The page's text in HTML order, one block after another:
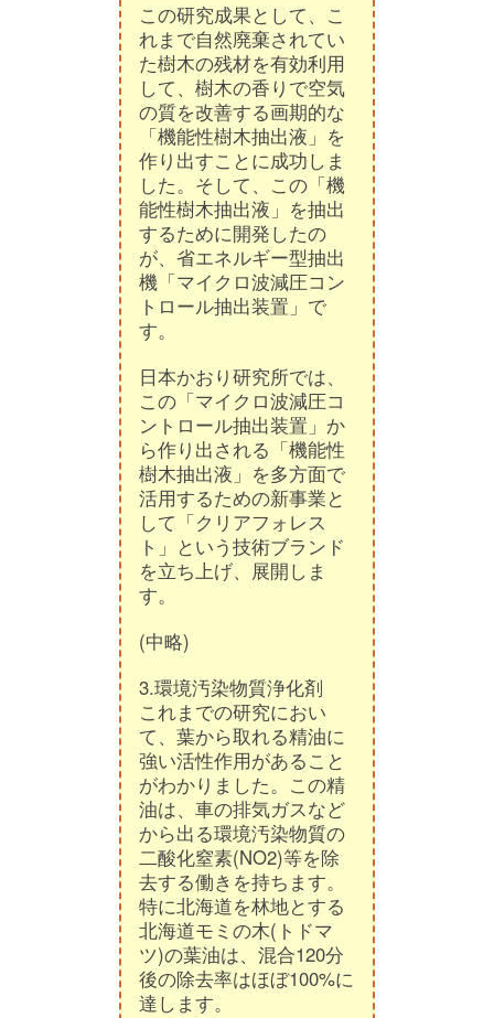
この研究成果として、こ
れまで自然廃棄されてい
た樹木の残材を有効利用
して、樹木の香りで空気
の質を改善する画期的な
「機能性樹木抽出液」を
作り出すことに成功しま
した。そして、この「機
能性樹木抽出液」を抽出
するために開発したの
が、省エネルギー型抽出
機「マイクロ波減圧コン
トロール抽出装置」で
す。
日本かおり研究所では、
この「マイクロ波減圧コ
ントロール抽出装置」か
ら作り出される「機能性
樹木抽出液」を多方面で
活用するための新事業と
して「クリアフォレス
ト」という技術ブランド
を立ち上げ、展開しま
す。
(中略)
3.環境汚染物質浄化剤
これまでの研究におい
て、葉から取れる精油に
強い活性作用があること
がわかりました。この精
油は、車の排気ガスなど
から出る環境汚染物質の
二酸化窒素(NO2)等を除
去する働きを持ちます。
特に北海道を林地とする
北海道モミの木(トドマ
ツ)の葉油は、混合120分
後の除去率はほぼ100%に
達します。